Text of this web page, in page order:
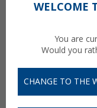
WELCOME
You are
Would you
CHANGE TO THE